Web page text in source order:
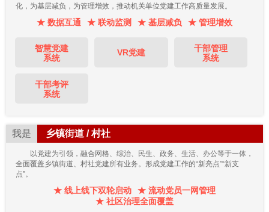
化，为基层减负，为管理增效，推动机关单位党建工作高质量发展。
★ 数据互通 ★ 联动监测 ★ 基层减负 ★ 管理增效
智慧党建
系统
VR党建
干部管理
系统
干部考评
系统
我是 乡镇街道 / 村社
以党建为引领，融合网格、综治、民生、政务、生活、办公等于一体，
全面覆盖乡镇街道、村社党建所有业务。形成党建工作的“新亮点”“新支
点”。
★ 线上线下双轮启动
★ 流动党员一网管理
★ 社区治理全面覆盖